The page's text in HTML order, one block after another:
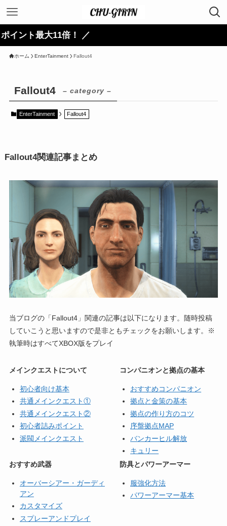
大11倍！ ／
ホーム EnterTainment Fallout4
Fallout4 – category –
EnterTainment Fallout4
Fallout4関連記事まとめ
当ブログの「Fallout4」関連の記事は以下になります。随時投稿
していこうと思いますので是非ともチェックをお願いします。※
執筆時はすべてXBOX版をプレイ
メインクエストについて
初心者向け基本
共通メインクエスト①
共通メインクエスト②
初心者詰みポイント
派閥メインクエスト
コンパニオンと拠点の基本
おすすめコンパニオン
拠点と金策の基本
拠点の作り方のコツ
序盤拠点MAP
バンカーヒル解放
キュリー
おすすめ武器
オーバーシアー・ガーディ
アン
カスタマイズ
スプレーアンドプレイ
防具とパワーアーマー
服強化方法
パワーアーマー基本